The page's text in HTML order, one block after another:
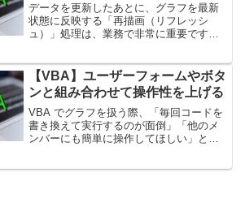
データを更新したあとに、グラフを最新
状態に反映する「再描画（リフレッシ
ュ）」処理は、業務で非常に重要です。
データが増える Excel では、グラフを手
作業で修正するのは手...
【VBA】ユーザーフォームやボタ
ンと組み合わせて操作性を上げる
VBA でグラフを扱う際、「毎回コードを
書き換えて実行するのが面倒」「他のメ
ンバーにも簡単に操作してほしい」とい